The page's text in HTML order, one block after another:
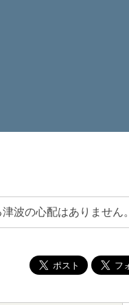
波の心配はありません。